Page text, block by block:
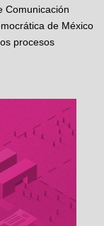
Comunicación
de México
procesos